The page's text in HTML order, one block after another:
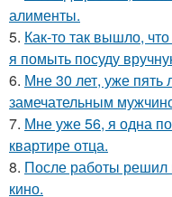
алименты.
5. Как-то так вышло,
я помыть посуду
6. Мне 30 лет, уже пять
замечательным
7. Мне уже 56, я одна
квартире отца.
8. После работы решил
кино.